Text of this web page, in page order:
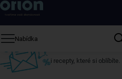
Nabídka
ostatní
Přihlaste se k odběru našeho newsletteru.
i recepty, které si oblíbíte.